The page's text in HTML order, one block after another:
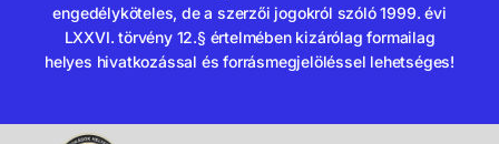
engedélyköteles, de a szerzői jogokról szóló 1999. évi
LXXVI. törvény 12.§ értelmében kizárólag formailag
helyes hivatkozással és forrásmegjelöléssel lehetséges!